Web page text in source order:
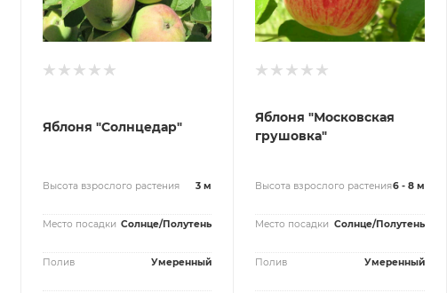
Яблоня "Солнцедар"
Высота взрослого растения 3 м
Место посадки Солнце/Полутень
Полив Умеренный
Яблоня "Московская
грушовка"
Высота взрослого растения6 - 8 м
Место посадки Солнце/Полутень
Полив Умеренный